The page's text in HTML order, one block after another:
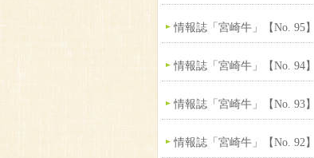
情報誌「宮崎牛」【No. 95】
情報誌「宮崎牛」【No. 94】
情報誌「宮崎牛」【No. 93】
情報誌「宮崎牛」【No. 92】